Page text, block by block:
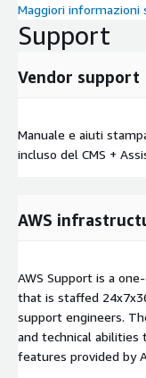
Maggiori
Support
Vendor support
Manuale e aiuti
incluso del CMS +
AWS
AWS Support is a
that is staffed
support engineers.
and technical
features provided by